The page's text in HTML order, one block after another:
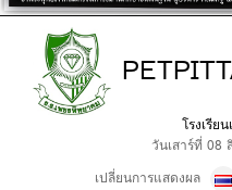
โรงเรีย
วันเสาร์ที่ 08
เปลี่ยนการแสดงผล